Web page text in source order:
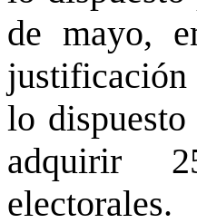
de mayo,
lo
adquirir
electorales.